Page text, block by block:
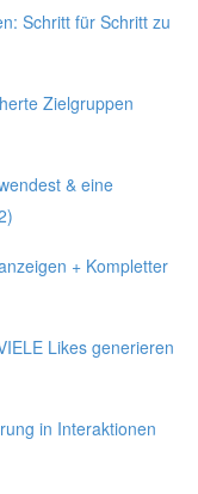
Schritt für Schritt zu
Zielgruppen
& eine
+ Kompletter
Likes generieren
in Interaktionen